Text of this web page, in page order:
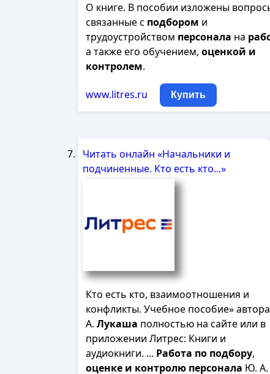
О книге. В пособии изложены
связанные с подбором и
трудоустройством персонала на
а также его обучением, оценкой и
контролем.
www.litres.ru Купить
Читать онлайн «Начальники и
подчиненные. Кто есть кто...»
Кто есть кто, взаимоотношения и
конфликты. Учебное пособие»
А. Лукаша полностью на сайте или в
приложении Литрес: Книги и
аудиокниги. ... Работа по подбору,
оценке и контролю персонала Ю. А.